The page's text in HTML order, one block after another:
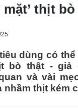
mặt’ thịt
25
dùng có thể
bò thật - giả
và vài
nhầm thịt kém